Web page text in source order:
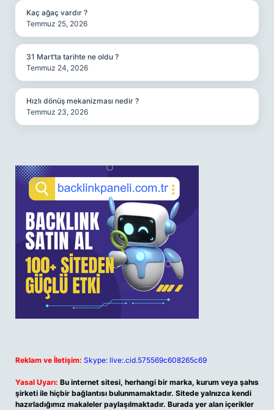
Kaç ağaç vardır ?
Temmuz 25, 2026
31 Mart’ta tarihte ne oldu ?
Temmuz 24, 2026
Hızlı dönüş mekanizması nedir ?
Temmuz 23, 2026
Reklam ve İletişim: Skype: live:.cid.575569c608265c69
Yasal Uyarı: Bu internet sitesi, herhangi bir marka, kurum veya şahıs
şirketi ile hiçbir bağlantısı bulunmamaktadır. Sitede yalnızca kendi
hazırladığımız makaleler paylaşılmaktadır. Burada yer alan içerikler